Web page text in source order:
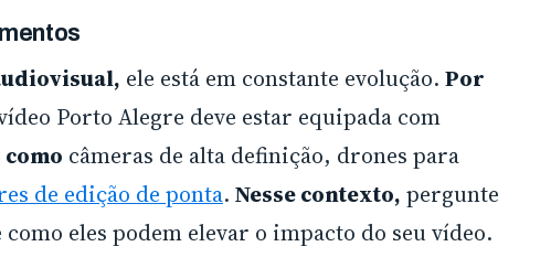
ele está em constante evolução. Por
Porto Alegre deve estar equipada com
câmeras de alta definição, drones para
de edição de ponta. Nesse contexto, pergunte
eles podem elevar o impacto do seu vídeo.